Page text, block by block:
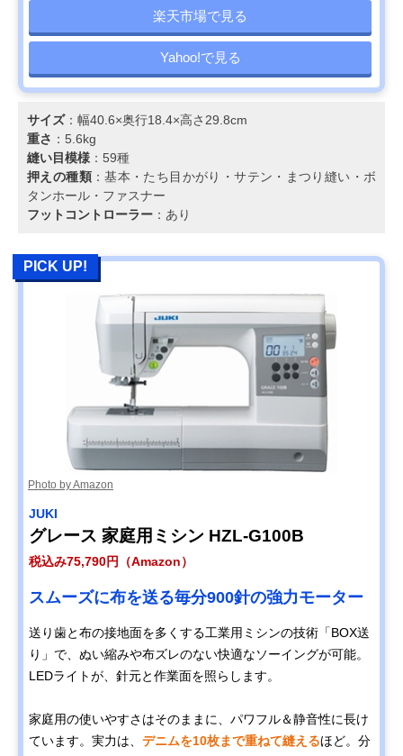
楽天市場で見る
Yahoo!で見る
サイズ：幅40.6×奥行18.4×高さ29.8cm
重さ ：5.6kg
縫い目模様 ：59種
押えの種類：基本・たち目かがり・サテン・まつり縫い・ボ
タンホール・ファスナー
フットコントローラー ：あり
PICK UP!
Photo by Amazon
JUKI
グレース 家庭用ミシン HZL-G100B
税込み75,790円（Amazon）
スムーズに布を送る毎分900針の強力モーター
送り歯と布の接地面を多くする工業用ミシンの技術「BOX送
り」で、ぬい縮みや布ズレのない快適なソーイングが可能。
LEDライトが、針元と作業面を照らします。
家庭用の使いやすさはそのままに、パワフル＆静音性に長け
ています。実力は、 デニムを10枚まで重ねて縫えるほど。分